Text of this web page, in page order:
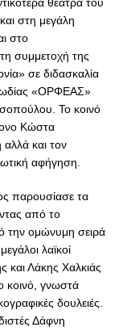
θέατρα του
στη μεγάλη
στο
συμμετοχή της
σε διδασκαλία
«OΡΦΕΑΣ»
Το κοινό
Κώστα
και τον
αφήγηση.
παρουσίασε τα
από το
την ομώνυμη σειρά
λαϊκοί
και Λάκης Χαλκιάς
κοινό, γνωστά
δουλειές.
Δάφνη